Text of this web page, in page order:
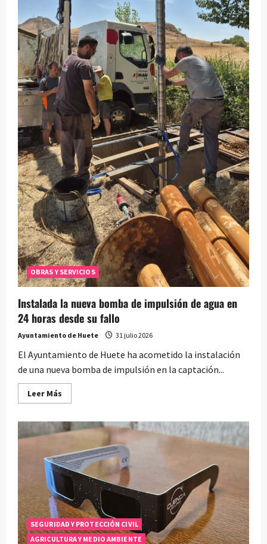
OBRAS Y SERVICIOS
Instalada la nueva bomba de impulsión de agua en
24 horas desde su fallo
Ayuntamiento de Huete 31 julio 2026
El Ayuntamiento de Huete ha acometido la instalación
de una nueva bomba de impulsión en la captación...
Leer Más
más
Instalada
la
bomba
de
impulsión
de
agua
en
24
horas
desde
su
fallo
SEGURIDAD Y PROTECCIÓN CIVIL
AGRICULTURA Y MEDIO AMBIENTE